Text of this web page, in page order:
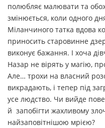
полюбляє малювати та
змінюється, коли одного
Міланчиного татка вдова
приносить старовинне
виконує бажання. І хоча
Назар не вірять у магію,
Але… трохи на власний
викрадають, і тепер під
усе людство. Чи вийде
й запобігти жахливому
найзаповітнішою мрією?